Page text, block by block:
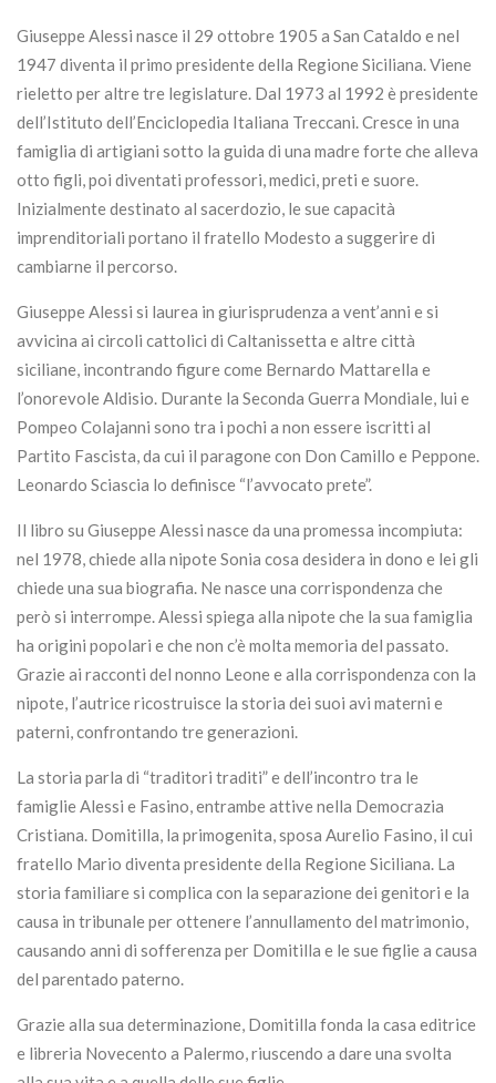
Giuseppe Alessi nasce il 29 ottobre 1905 a San Cataldo e nel
1947 diventa il primo presidente della Regione Siciliana. Viene
rieletto per altre tre legislature. Dal 1973 al 1992 è presidente
dell’Istituto dell’Enciclopedia Italiana Treccani. Cresce in una
famiglia di artigiani sotto la guida di una madre forte che alleva
otto figli, poi diventati professori, medici, preti e suore.
Inizialmente destinato al sacerdozio, le sue capacità
imprenditoriali portano il fratello Modesto a suggerire di
cambiarne il percorso.
Giuseppe Alessi si laurea in giurisprudenza a vent’anni e si
avvicina ai circoli cattolici di Caltanissetta e altre città
siciliane, incontrando figure come Bernardo Mattarella e
l’onorevole Aldisio. Durante la Seconda Guerra Mondiale, lui e
Pompeo Colajanni sono tra i pochi a non essere iscritti al
Partito Fascista, da cui il paragone con Don Camillo e Peppone.
Leonardo Sciascia lo definisce “l’avvocato prete”.
Il libro su Giuseppe Alessi nasce da una promessa incompiuta:
nel 1978, chiede alla nipote Sonia cosa desidera in dono e lei gli
chiede una sua biografia. Ne nasce una corrispondenza che
però si interrompe. Alessi spiega alla nipote che la sua famiglia
ha origini popolari e che non c’è molta memoria del passato.
Grazie ai racconti del nonno Leone e alla corrispondenza con la
nipote, l’autrice ricostruisce la storia dei suoi avi materni e
paterni, confrontando tre generazioni.
La storia parla di “traditori traditi” e dell’incontro tra le
famiglie Alessi e Fasino, entrambe attive nella Democrazia
Cristiana. Domitilla, la primogenita, sposa Aurelio Fasino, il cui
fratello Mario diventa presidente della Regione Siciliana. La
storia familiare si complica con la separazione dei genitori e la
causa in tribunale per ottenere l’annullamento del matrimonio,
causando anni di sofferenza per Domitilla e le sue figlie a causa
del parentado paterno.
Grazie alla sua determinazione, Domitilla fonda la casa editrice
e libreria Novecento a Palermo, riuscendo a dare una svolta